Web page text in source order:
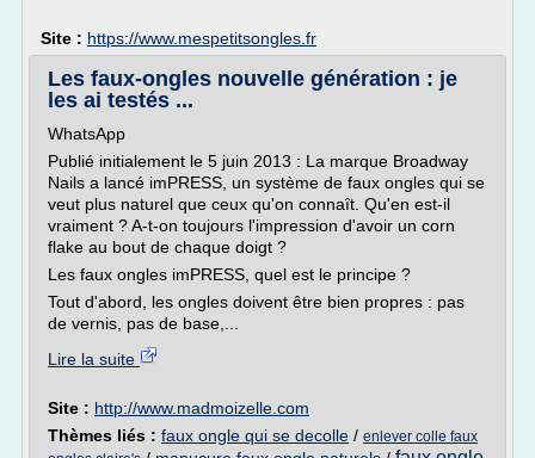
Site : https://www.mespetitsongles.fr
Les faux-ongles nouvelle génération : je
les ai testés ...
WhatsApp
Publié initialement le 5 juin 2013 : La marque Broadway
Nails a lancé imPRESS, un système de faux ongles qui se
veut plus naturel que ceux qu'on connaît. Qu'en est-il
vraiment ? A-t-on toujours l'impression d'avoir un corn
flake au bout de chaque doigt ?
Les faux ongles imPRESS, quel est le principe ?
Tout d'abord, les ongles doivent être bien propres : pas
de vernis, pas de base,...
Lire la suite
Site : http://www.madmoizelle.com
Thèmes liés : faux ongle qui se decolle / enlever colle faux